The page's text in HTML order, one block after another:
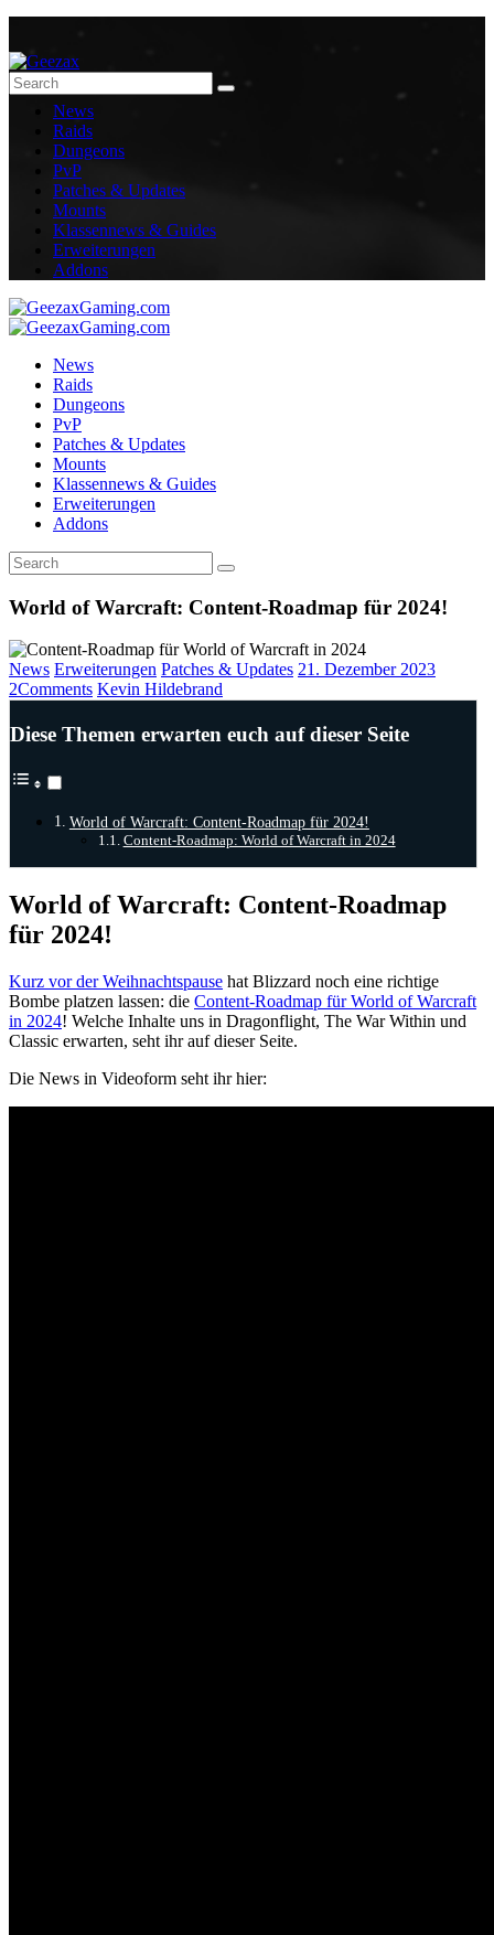
News
Raids
Dungeons
PvP
Patches & Updates
Mounts
Klassennews & Guides
Erweiterungen
Addons
News
Raids
Dungeons
PvP
Patches & Updates
Mounts
Klassennews & Guides
Erweiterungen
Addons
World of Warcraft: Content-Roadmap für 2024!
News Erweiterungen Patches & Updates 21. Dezember 2023
2Comments Kevin Hildebrand
Diese Themen erwarten euch auf dieser Seite
World of Warcraft: Content-Roadmap für 2024!
Content-Roadmap: World of Warcraft in 2024
World of Warcraft: Content-Roadmap
für 2024!
Kurz vor der Weihnachtspause hat Blizzard noch eine richtige
Bombe platzen lassen: die Content-Roadmap für World of Warcraft
in 2024! Welche Inhalte uns in Dragonflight, The War Within und
Classic erwarten, seht ihr auf dieser Seite.
Die News in Videoform seht ihr hier: